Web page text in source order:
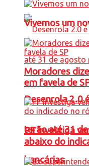
Desenrola 2.0
terão até 31
bancárias
Vivemos um
Moradores
em favela de
PF investiga
abaixo do